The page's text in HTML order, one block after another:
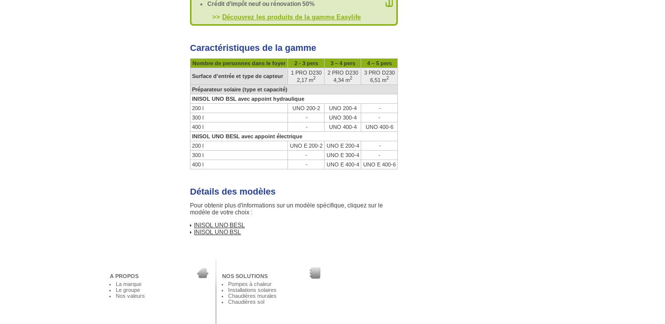
Crédit d’impôt neuf ou rénovation 50%
>> Découvrez les produits de la gamme Easylife
Caractéristiques de la gamme
Nombre de personnes dans le foyer 2 - 3 pers 3 – 4 pers 4 – 5 pers
Surface d'entrée et type de capteur
1 PRO D230
2,17 m2
2 PRO D230
4,34 m2
3 PRO D230
6,51 m2
Préparateur solaire (type et capacité)
INISOL UNO BSL avec appoint hydraulique
200 l
UNO 200-2 UNO 200-4
-
300 l
- UNO 300-4
-
400 l
- UNO 400-4
UNO 400-6
INISOL UNO BESL avec appoint électrique
200 l
UNO E 200-2 UNO E 200-4
-
300 l
- UNO E 300-4
-
400 l
- UNO E 400-4 UNO E 400-6
Détails des modèles
Pour obtenir plus d'informations sur un modèle spécifique, cliquez sur le
modèle de votre choix :
INISOL UNO BESL
INISOL UNO BSL
A PROPOS
La marque
Le groupe
Nos valeurs
NOS SOLUTIONS
Pompes à chaleur
Installations solaires
Chaudières murales
Chaudières sol